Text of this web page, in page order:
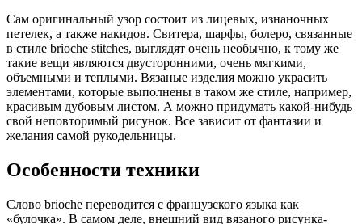
Сам оригинальный узор состоит из лицевых, изнаночных
петелек, а также накидов. Свитера, шарфы, болеро, связанные
в стиле brioche stitches, выглядят очень необычно, к тому же
такие вещи являются двусторонними, очень мягкими,
объемными и теплыми. Вязаные изделия можно украсить
элементами, которые выполнены в таком же стиле, например,
красивым дубовым листом. А можно придумать какой-нибудь
свой неповторимый рисунок. Все зависит от фантазии и
желания самой рукодельницы.
Особенности техники
Слово brioche переводится с французского языка как
«булочка». В самом деле, внешний вид вязаного рисунка-